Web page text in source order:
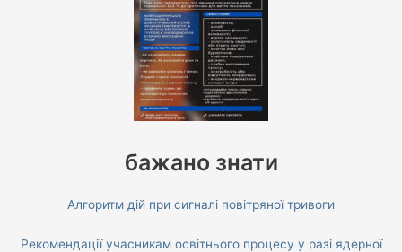
бажано знати
Алгоритм дій при сигналі повітряної тривоги
Рекомендації учасникам освітнього процесу у разі ядерної